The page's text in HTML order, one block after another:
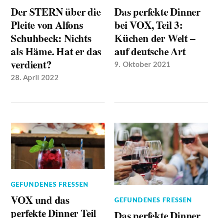
Der STERN über die
Pleite von Alfons
Schuhbeck: Nichts
als Häme. Hat er das
verdient?
28. April 2022
Das perfekte Dinner
bei VOX, Teil 3:
Küchen der Welt –
auf deutsche Art
9. Oktober 2021
GEFUNDENES FRESSEN
VOX und das
perfekte Dinner Teil
GEFUNDENES FRESSEN